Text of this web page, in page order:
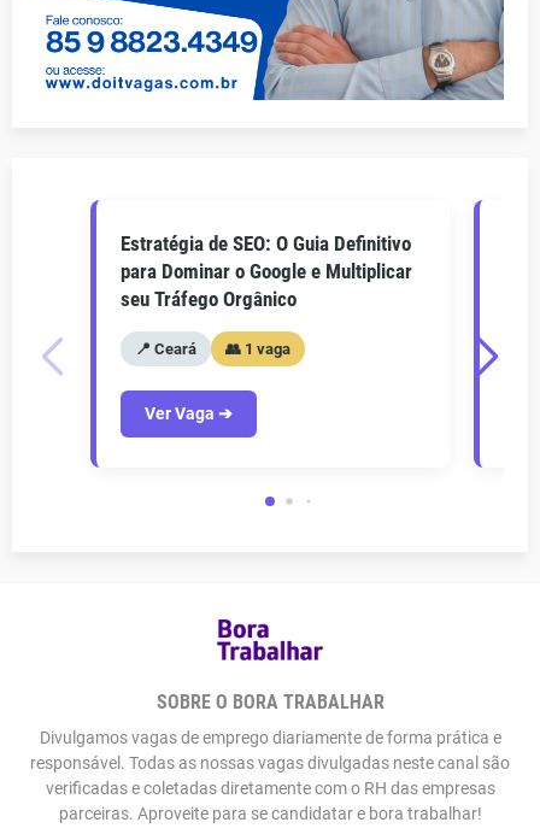
Estratégia de SEO: O Guia Definitivo
para Dominar o Google e Multiplicar
seu Tráfego Orgânico
📍 Ceará 👥 1 vaga
Ver Vaga ➔
SOBRE O BORA TRABALHAR
Divulgamos vagas de emprego diariamente de forma prática e
responsável. Todas as nossas vagas divulgadas neste canal são
verificadas e coletadas diretamente com o RH das empresas
parceiras. Aproveite para se candidatar e bora trabalhar!